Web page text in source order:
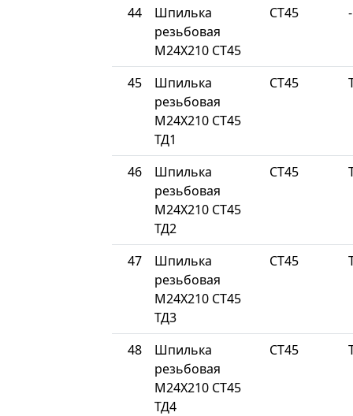
44
Шпилька
резьбовая
М24Х210 СТ45
СТ45 -
45
Шпилька
резьбовая
М24Х210 СТ45
ТД1
СТ45
46
Шпилька
резьбовая
М24Х210 СТ45
ТД2
СТ45
47
Шпилька
резьбовая
М24Х210 СТ45
ТД3
СТ45
48
Шпилька
резьбовая
М24Х210 СТ45
ТД4
СТ45